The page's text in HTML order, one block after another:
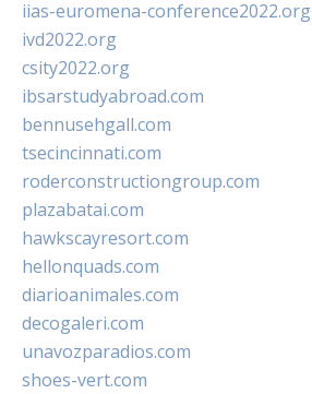
iias-euromena-conference2022.org
ivd2022.org
csity2022.org
ibsarstudyabroad.com
bennusehgall.com
tsecincinnati.com
roderconstructiongroup.com
plazabatai.com
hawkscayresort.com
hellonquads.com
diarioanimales.com
decogaleri.com
unavozparadios.com
shoes-vert.com